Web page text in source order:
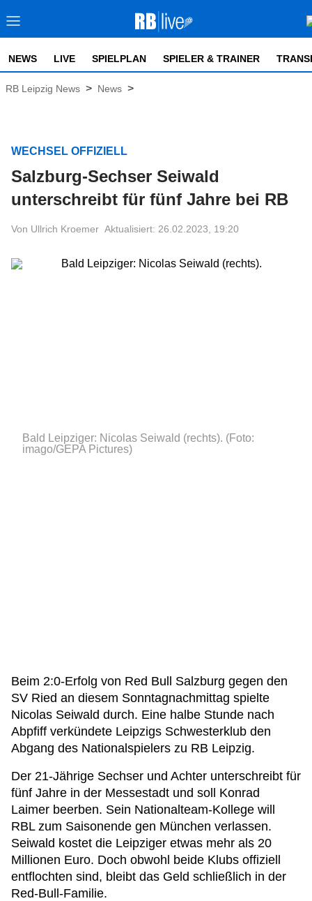
NEWS LIVE SPIELPLAN SPIELER & TRAINER
RB Leipzig News > News >
WECHSEL OFFIZIELL
Salzburg-Sechser Seiwald
unterschreibt für fünf Jahre bei RB
Von Ullrich Kroemer Aktualisiert: 26.02.2023, 19:20
Bald Leipziger: Nicolas Seiwald (rechts). (Foto:
imago/GEPA Pictures)
Beim 2:0-Erfolg von Red Bull Salzburg gegen den
SV Ried an diesem Sonntagnachmittag spielte
Nicolas Seiwald durch. Eine halbe Stunde nach
Abpfiff verkündete Leipzigs Schwesterklub den
Abgang des Nationalspielers zu RB Leipzig.
Der 21-Jährige Sechser und Achter unterschreibt für
fünf Jahre in der Messestadt und soll Konrad
Laimer beerben. Sein Nationalteam-Kollege will
RBL zum Saisonende gen München verlassen.
Seiwald kostet die Leipziger etwas mehr als 20
Millionen Euro. Doch obwohl beide Klubs offiziell
entflochten sind, bleibt das Geld schließlich in der
Red-Bull-Familie.